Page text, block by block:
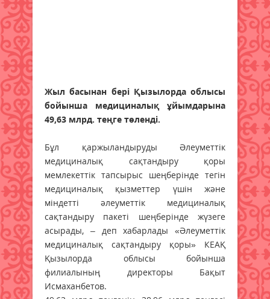
Жыл басынан бері Қызылорда облысы
бойынша медициналық ұйымдарына
49,63 млрд. теңге төленді.
Бұл қаржыландыруды Әлеуметтік
медициналық сақтандыру қоры
мемлекеттік тапсырыс шеңберінде тегін
медициналық қызметтер үшін және
міндетті әлеуметтік медициналық
сақтандыру пакеті шеңберінде жүзеге
асырады, – деп хабарлады «Әлеуметтік
медициналық сақтандыру қоры» КЕАҚ
Қызылорда облысы бойынша
филиалының директоры Бақыт
Исмаханбетов.